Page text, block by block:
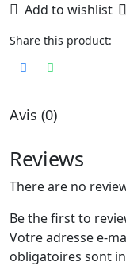
Add to wishlist
Share this product:
Avis (0)
Reviews
There are no
Be the first to
Votre adresse e-
obligatoires sont